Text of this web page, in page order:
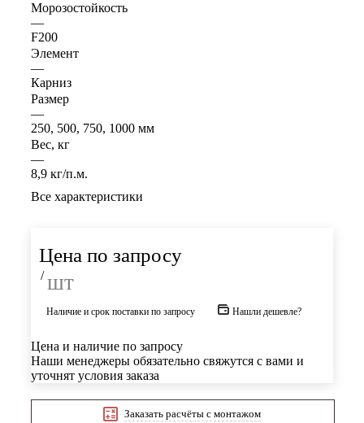
Морозостойкость
—
F200
Элемент
—
Карниз
Размер
—
250, 500, 750, 1000 мм
Вес, кг
—
8,9 кг/п.м.
Все характеристики
Цена по запросу
/ шт
Наличие и срок поставки по запросу Нашли дешевле?
Цена и наличие по запросу
Наши менеджеры обязательно свяжутся с вами и
уточнят условия заказа
Заказать расчёты с монтажом